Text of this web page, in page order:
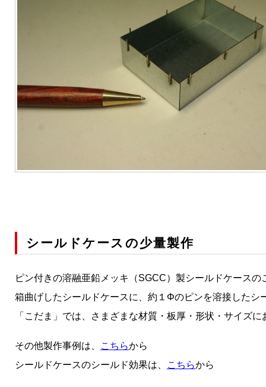
シールドケースの少量製作
ピン付きの溶融亜鉛メッキ（SGCC）製シールドケースの
箱曲げしたシールドケースに、約１Φのピンを溶接したシ
「こだま」では、さまざまな材質・板厚・形状・サイズ
その他製作事例は、 こちらから
シールドケースのシールド効果は、
こちらから